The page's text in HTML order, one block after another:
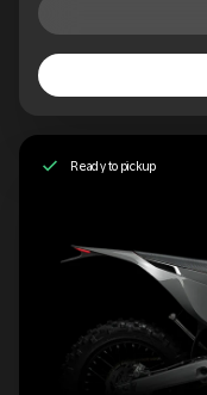
Ready to pickup